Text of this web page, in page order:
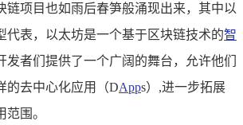
链项目也如雨后春笋般涌现出来，其中以
代表，以太坊是一个基于区块链技术的智
发者们提供了一个广阔的舞台，允许他们
的去中心化应用（DApps）,进一步拓展
围。